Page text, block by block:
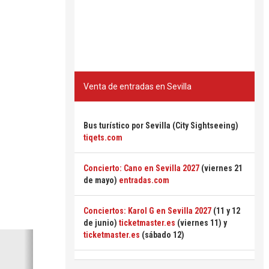
Venta de entradas en Sevilla
Bus turístico por Sevilla (City Sightseeing)
tiqets.com
Concierto: Cano en Sevilla 2027 (viernes 21
de mayo) entradas.com
Conciertos: Karol G en Sevilla 2027 (11 y 12
de junio) ticketmaster.es (viernes 11) y
ticketmaster.es (sábado 12)